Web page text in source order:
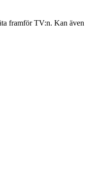
framför TV:n. Kan även